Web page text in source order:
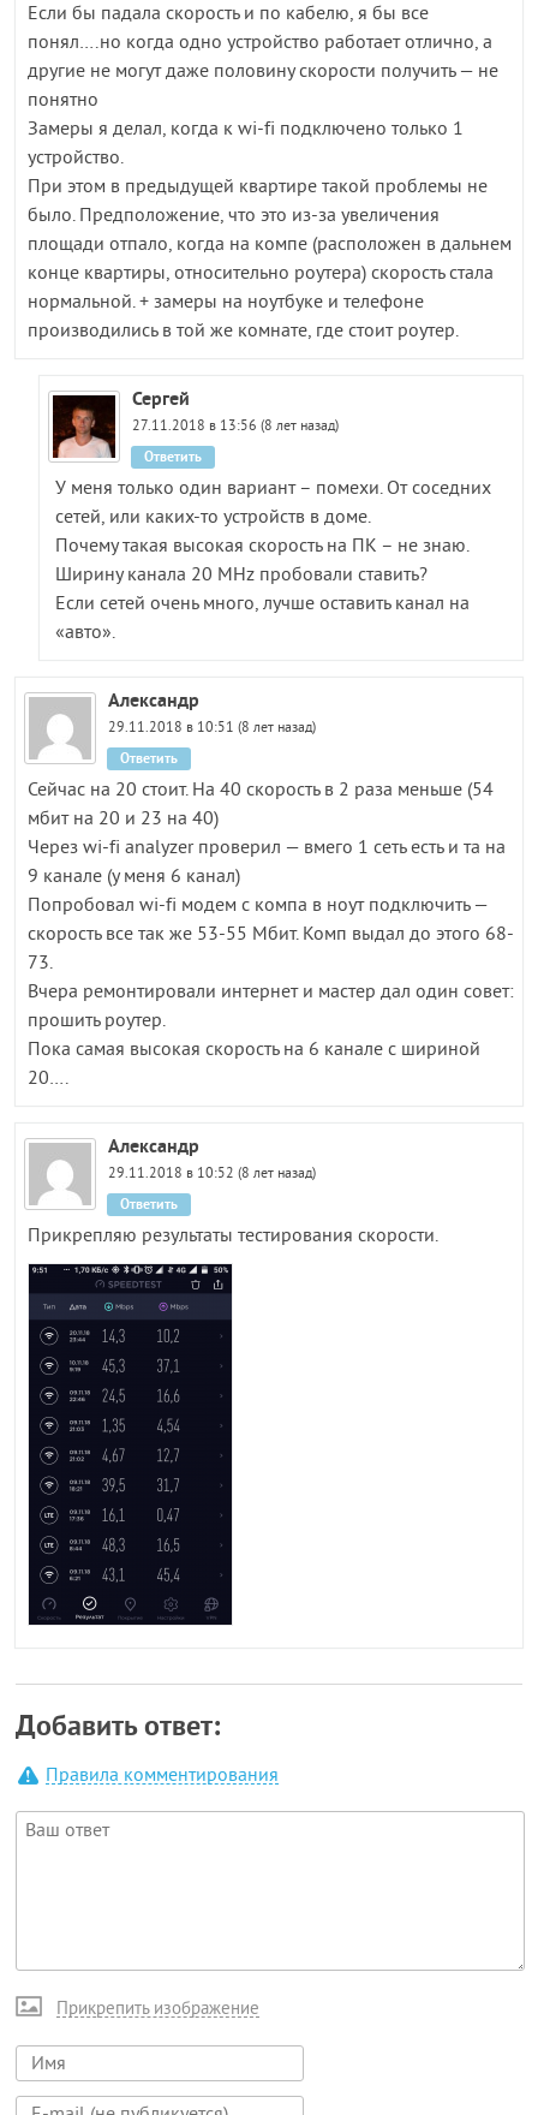
Если бы падала скорость и по кабелю, я бы все
понял….но когда одно устройство работает отлично, а
другие не могут даже половину скорости получить — не
понятно
Замеры я делал, когда к wi-fi подключено только 1
устройство.
При этом в предыдущей квартире такой проблемы не
было. Предположение, что это из-за увеличения
площади отпало, когда на компе (расположен в дальнем
конце квартиры, относительно роутера) скорость стала
нормальной. + замеры на ноутбуке и телефоне
производились в той же комнате, где стоит роутер.
Сергей
27.11.2018 в 13:56 (8 лет назад)
У меня только один вариант – помехи. От соседних
сетей, или каких-то устройств в доме.
Почему такая высокая скорость на ПК – не знаю.
Ширину канала 20 MHz пробовали ставить?
Если сетей очень много, лучше оставить канал на
«авто».
Ответить
Александр
29.11.2018 в 10:51 (8 лет назад)
Сейчас на 20 стоит. На 40 скорость в 2 раза меньше (54
мбит на 20 и 23 на 40)
Через wi-fi analyzer проверил — вмего 1 сеть есть и та на
9 канале (у меня 6 канал)
Попробовал wi-fi модем с компа в ноут подключить —
скорость все так же 53-55 Мбит. Комп выдал до этого 68-
73.
Вчера ремонтировали интернет и мастер дал один совет:
прошить роутер.
Пока самая высокая скорость на 6 канале с шириной
20….
Ответить
Александр
29.11.2018 в 10:52 (8 лет назад)
Прикрепляю результаты тестирования скорости.
Ответить
Добавить ответ:
Правила комментирования
Прикрепить изображение